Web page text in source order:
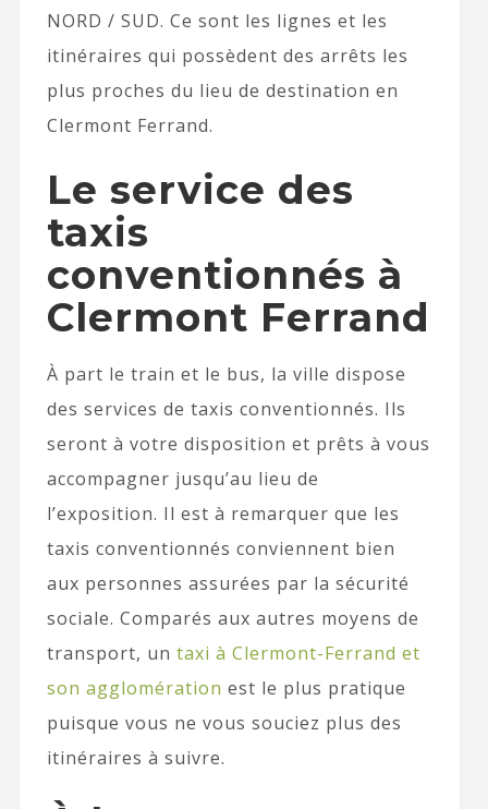
NORD / SUD. Ce sont les lignes et les
itinéraires qui possèdent des arrêts les
plus proches du lieu de destination en
Clermont Ferrand.
Le service des
taxis
conventionnés à
Clermont Ferrand
À part le train et le bus, la ville dispose
des services de taxis conventionnés. Ils
seront à votre disposition et prêts à vous
accompagner jusqu’au lieu de
l’exposition. Il est à remarquer que les
taxis conventionnés conviennent bien
aux personnes assurées par la sécurité
sociale. Comparés aux autres moyens de
transport, un taxi à Clermont-Ferrand et
son agglomération est le plus pratique
puisque vous ne vous souciez plus des
itinéraires à suivre.